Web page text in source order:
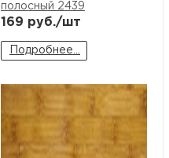
полосный 2439
169 руб./шт
Подробнее...